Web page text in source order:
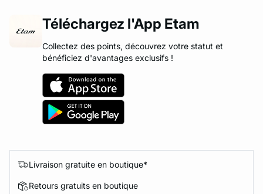
Téléchargez l'App Etam
Collectez des points, découvrez votre statut et
bénéficiez d'avantages exclusifs !
Livraison gratuite en boutique*
Retours gratuits en boutique